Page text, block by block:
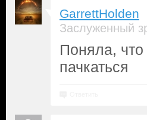
GarrettHolden
Заслуженный
Поняла,
пачкаться